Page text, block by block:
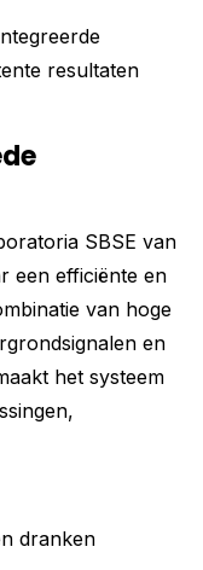
resultaten
SBSE van
een efficiënte en
van hoge
en
het systeem
dranken